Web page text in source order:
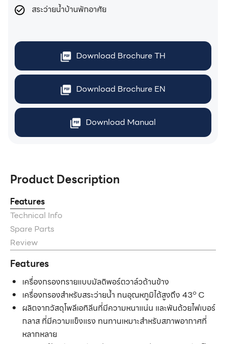
สระว่ายน้ำบ้านพักอาศัย
Download Brochure TH
Download Brochure EN
Download Manual
Product Description
Features
Technical Info
Spare Parts
Review
Features
เครื่องกรองทรายแบบมัลติพอร์ตวาล์วด้านข้าง
เครื่องกรองสำหรับสระว่ายน้ำ ทนอุณหภูมิได้สูงถึง 43๐ C
ผลิตจากวัสดุโพลีเอทิลีนที่มีความหนาแน่น และพันด้วยไฟเบอร์
กลาส ที่มีความแข็งแรง ทนทานเหมาะสำหรับสภาพอากาศที่
หลากหลาย